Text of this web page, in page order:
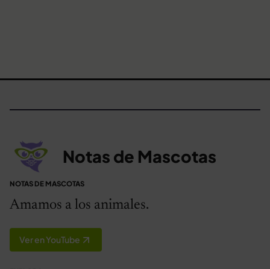
Notas de Mascotas
NOTAS DE MASCOTAS
Amamos a los animales.
Ver en YouTube